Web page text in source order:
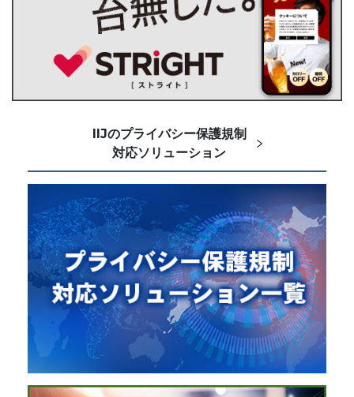
IIJのプライバシー保護規制
対応ソリューション